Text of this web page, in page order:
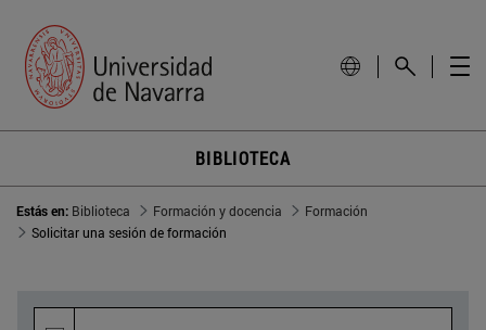
BIBLIOTECA
Estás en: Biblioteca Formación y docencia
Formación
Solicitar una sesión de formación